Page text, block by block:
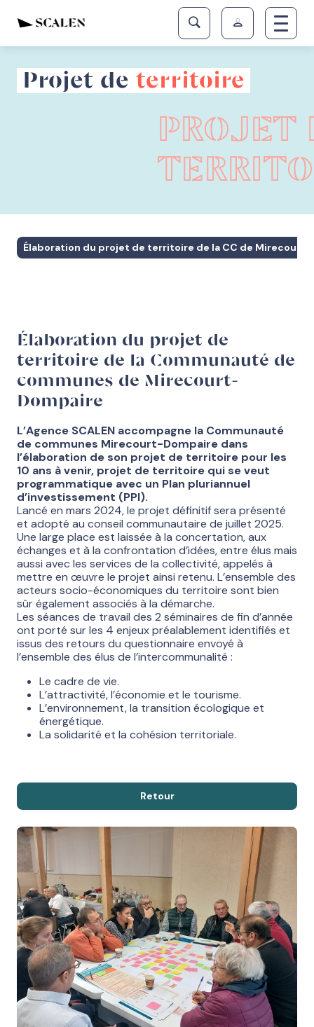
Projet de territoire
PROJET
Élaboration du projet de territoire de la CC de Mirecourt-
Élaboration du projet de
territoire de la Communauté de
communes de Mirecourt-
Dompaire
L’Agence SCALEN accompagne la Communauté
de communes Mirecourt-Dompaire dans
l’élaboration de son projet de territoire pour les
10 ans à venir, projet de territoire qui se veut
programmatique avec un Plan pluriannuel
d’investissement (PPI).
Lancé en mars 2024, le projet définitif sera présenté
et adopté au conseil communautaire de juillet 2025.
Une large place est laissée à la concertation, aux
échanges et à la confrontation d’idées, entre élus mais
aussi avec les services de la collectivité, appelés à
mettre en œuvre le projet ainsi retenu. L’ensemble des
acteurs socio-économiques du territoire sont bien
sûr également associés à la démarche.
Les séances de travail des 2 séminaires de fin d’année
ont porté sur les 4 enjeux préalablement identifiés et
issus des retours du questionnaire envoyé à
l’ensemble des élus de l’intercommunalité :
Le cadre de vie.
L’attractivité, l’économie et le tourisme.
L’environnement, la transition écologique et
énergétique.
La solidarité et la cohésion territoriale.
Retour